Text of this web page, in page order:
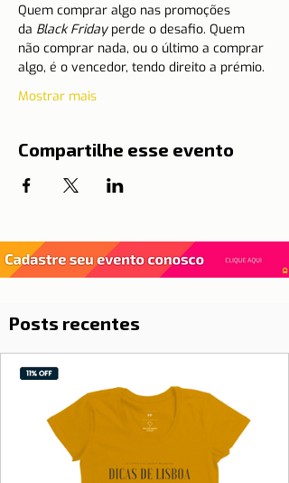
Quem comprar algo nas promoções
da Black Friday perde o desafio. Quem
não comprar nada, ou o último a comprar
algo, é o vencedor, tendo direito a prémio.
Mostrar mais
Compartilhe esse evento
Posts recentes